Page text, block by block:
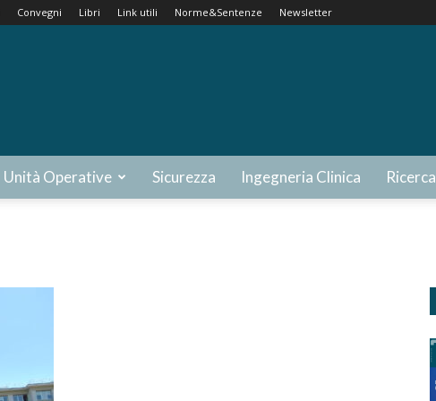
Convegni Libri Link utili Norme&Sentenze Newsletter
Unità Operative Sicurezza Ingegneria Clinica Ricerca